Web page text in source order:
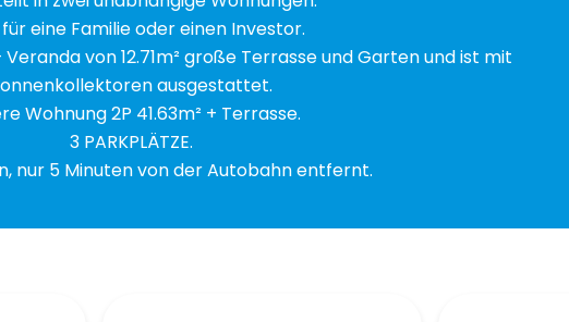
eine Familie oder einen Investor.
Veranda von 12.71m² große Terrasse und Garten und ist mit
ausgestattet.
Wohnung 2P 41.63m² + Terrasse.
3 PARKPLÄTZE.
nur 5 Minuten von der Autobahn entfernt.